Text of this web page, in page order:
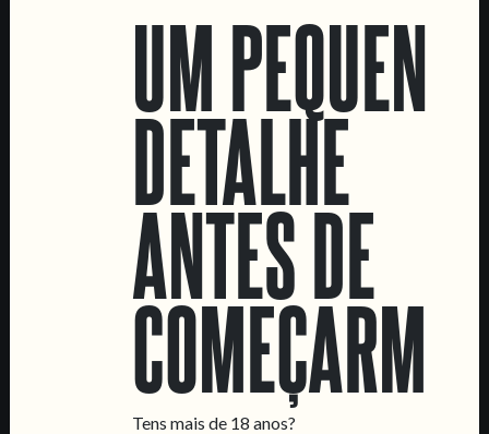
Marvila Taproom
Intendente Taproom
Quero vender as vossas cervejas!
UM PEQUENO
DETALHE
ANTES DE
Tens mais de 18 anos?